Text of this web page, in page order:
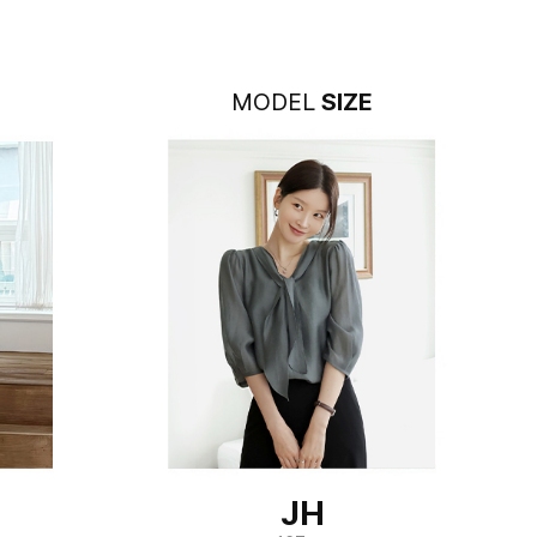
MODEL SIZE
JH